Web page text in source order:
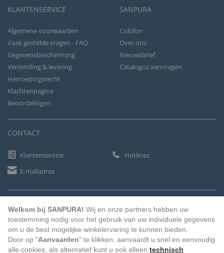
KLANTENSERVICE
Algemene voorwaarden
Vaak gestelde vragen - FAQ
Gegevensbescherming
Verzending & levering
Herroepingsrecht
Klachtenpagina
Beoordelingen
SANPURA
Colofon
Over ons
Nieuwsbrief
Catalogus aanvragen
CONTACT
Klantenservice
Hotlines
E-mailadres
Vooruitbetaling Factuur Automatische afschrijving
Welkom bij SANPURA! Wij en onze partners hebben uw
toestemming nodig voor het gebruik van uw individuele gegevens
om u de best mogelijke winkelervaring te kunnen bieden.
Door op "Aanvaarden" te klikken, aanvaardt u snel en eenvoudig
alle cookies, als alternatief kunt u ook alleen technisch